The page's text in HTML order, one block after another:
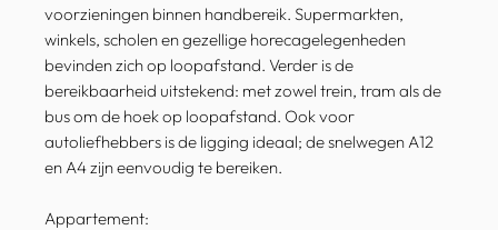
voorzieningen binnen handbereik. Supermarkten,
winkels, scholen en gezellige horecagelegenheden
bevinden zich op loopafstand. Verder is de
bereikbaarheid uitstekend: met zowel trein, tram als de
bus om de hoek op loopafstand. Ook voor
autoliefhebbers is de ligging ideaal; de snelwegen A12
en A4 zijn eenvoudig te bereiken.
Appartement: